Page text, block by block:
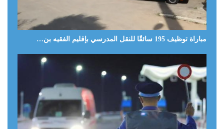
مباراة توظيف 195 سائقًا للنقل المدرسي بإقليم الفقيه بن…